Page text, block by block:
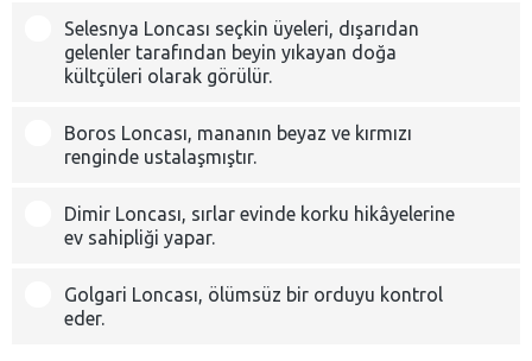
Selesnya Loncası seçkin üyeleri, dışarıdan
gelenler tarafından beyin yıkayan doğa
kültçüleri olarak görülür.
Boros Loncası, mananın beyaz ve kırmızı
renginde ustalaşmıştır.
Dimir Loncası, sırlar evinde korku hikâyelerine
ev sahipliği yapar.
Golgari Loncası, ölümsüz bir orduyu kontrol
eder.